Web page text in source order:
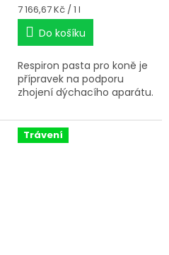
Měrná
cena:
7 166,67 Kč / 1 l
Do košíku
Respiron pasta pro koně je
přípravek na podporu
zhojení dýchacího aparátu.
Trávení